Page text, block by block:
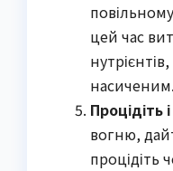
цей час
насиченим.
Процідіть
вогню,
процідіть